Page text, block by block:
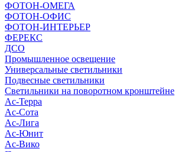
ФОТОН-ОМЕГА
ФОТОН-ОФИС
ФОТОН-ИНТЕРЬЕР
ФЕРЕКС
ДСО
Промышленное освещение
Универсальные светильники
Подвесные светильники
Светильники на поворотном кронштейне
Ас-Терра
Ас-Сота
Ас-Лига
Ас-Юнит
Ас-Вико